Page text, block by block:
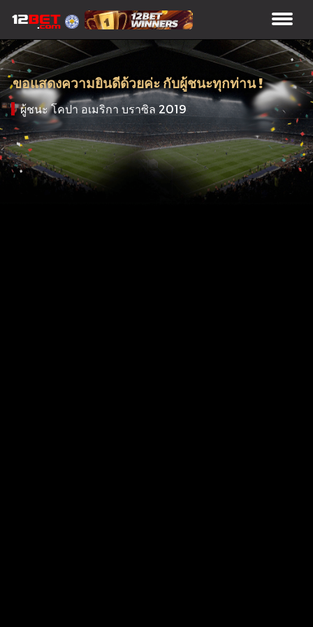
ขอแสดงความยินดีด้วยค่ะ กับผู้ชนะทุกท่าน !
ผู้ชนะ โคปา อเมริกา บราซิล 2019